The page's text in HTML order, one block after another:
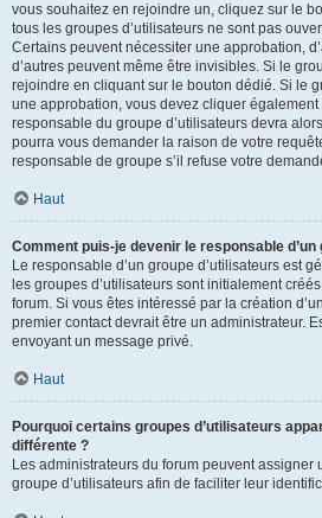
vous souhaitez en rejoindre un, cliquez sur le
tous les groupes d’utilisateurs ne sont pas
Certains peuvent nécessiter une approbation,
d’autres peuvent même être invisibles. Si le
rejoindre en cliquant sur le bouton dédié. Si le
une approbation, vous devez cliquer
responsable du groupe d’utilisateurs devra
pourra vous demander la raison de votre
responsable de groupe s’il refuse votre
Haut
Comment puis-je devenir le responsable d’un
Le responsable d’un groupe d’utilisateurs est
les groupes d’utilisateurs sont initialement
forum. Si vous êtes intéressé par la création
premier contact devrait être un administrateur.
envoyant un message privé.
Haut
Pourquoi certains groupes d’utilisateurs
différente ?
Les administrateurs du forum peuvent assigner
groupe d’utilisateurs afin de faciliter leur